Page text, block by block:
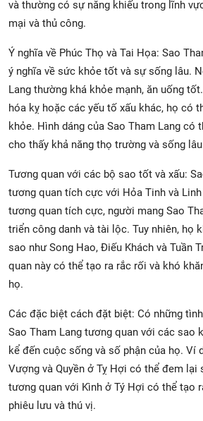
và thường có sự năng khiếu trong lĩnh
mại và thủ công.
Ý nghĩa về Phúc Thọ và Tai Họa: Sao
ý nghĩa về sức khỏe tốt và sự sống lâu.
Lang thường khá khỏe mạnh, ăn uống
hóa kỵ hoặc các yếu tố xấu khác, họ có
khỏe. Hình dáng của Sao Tham Lang có
cho thấy khả năng thọ trường và sống
Tương quan với các bộ sao tốt và xấu:
tương quan tích cực với Hỏa Tinh và
tương quan tích cực, người mang Sao
triển công danh và tài lộc. Tuy nhiên, họ
sao như Song Hao, Điếu Khách và Tuần
quan này có thể tạo ra rắc rối và khó
họ.
Các đặc biệt cách đặt biệt: Có những
Sao Tham Lang tương quan với các sao
kể đến cuộc sống và số phận của họ. Ví
Vượng và Quyền ở Tỵ Hợi có thể đem lại
tương quan với Kình ở Tý Hợi có thể tạo
phiêu lưu và thú vị.